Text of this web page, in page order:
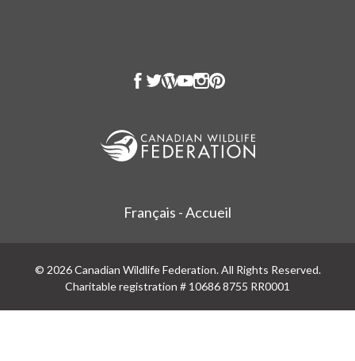
Français - Accueil
© 2026 Canadian Wildlife Federation. All Rights Reserved.
Charitable registration # 10686 8755 RR0001